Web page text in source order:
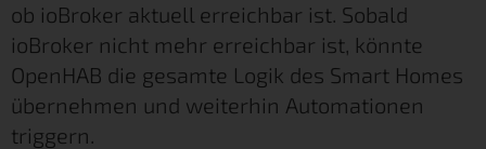
ob ioBroker aktuell erreichbar ist. Sobald
ioBroker nicht mehr erreichbar ist, könnte
OpenHAB die gesamte Logik des Smart Homes
übernehmen und weiterhin Automationen
triggern.